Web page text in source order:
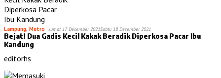
Lampung, Metro Jumat 17 Desember 2021Sabtu 18 Desember 2021
Bejat! Dua Gadis Kecil Kakak Beradik Diperkosa Pacar Ibu
Kandung
editorhs